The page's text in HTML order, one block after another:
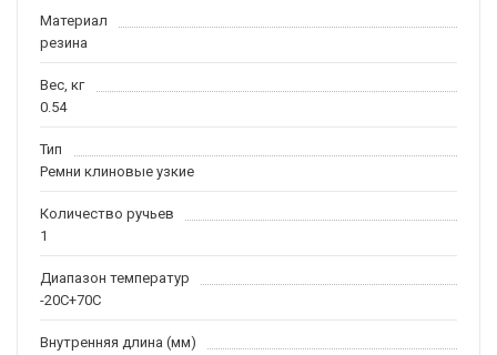
Материал
резина
Вес, кг
0.54
Тип
Ремни клиновые узкие
Количество ручьев
1
Диапазон температур
-20С+70С
Внутренняя длина (мм)